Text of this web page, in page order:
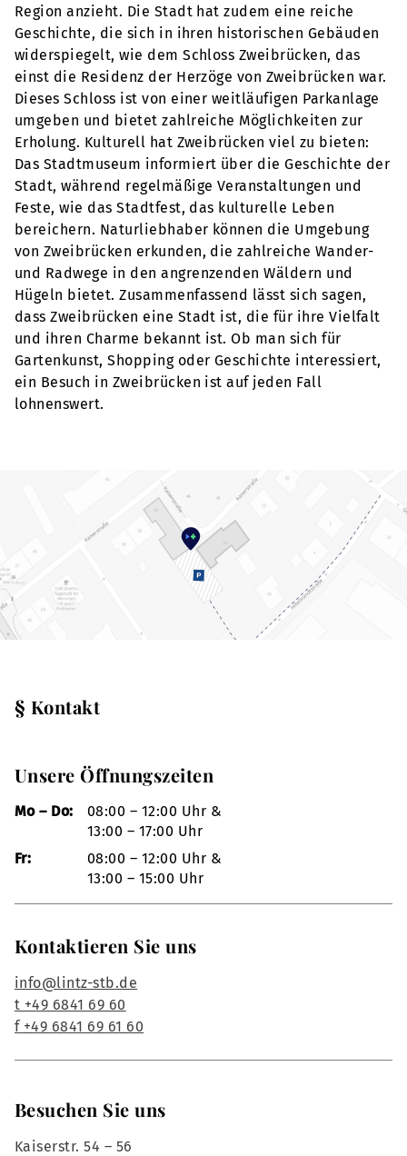
Region anzieht. Die Stadt hat zudem eine reiche
Geschichte, die sich in ihren historischen Gebäuden
widerspiegelt, wie dem Schloss Zweibrücken, das
einst die Residenz der Herzöge von Zweibrücken war.
Dieses Schloss ist von einer weitläufigen Parkanlage
umgeben und bietet zahlreiche Möglichkeiten zur
Erholung. Kulturell hat Zweibrücken viel zu bieten:
Das Stadtmuseum informiert über die Geschichte der
Stadt, während regelmäßige Veranstaltungen und
Feste, wie das Stadtfest, das kulturelle Leben
bereichern. Naturliebhaber können die Umgebung
von Zweibrücken erkunden, die zahlreiche Wander-
und Radwege in den angrenzenden Wäldern und
Hügeln bietet. Zusammenfassend lässt sich sagen,
dass Zweibrücken eine Stadt ist, die für ihre Vielfalt
und ihren Charme bekannt ist. Ob man sich für
Gartenkunst, Shopping oder Geschichte interessiert,
ein Besuch in Zweibrücken ist auf jeden Fall
lohnenswert.
§ Kontakt
Unsere Öffnungszeiten
Mo – Do:
08:00 – 12:00 Uhr &
13:00 – 17:00 Uhr
Fr:
08:00 – 12:00 Uhr &
13:00 – 15:00 Uhr
Kontaktieren Sie uns
info@lintz-stb.de
t +49 6841 69 60
f +49 6841 69 61 60
Besuchen Sie uns
Kaiserstr. 54 – 56